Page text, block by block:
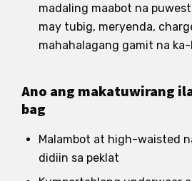
madaling maabot na
may tubig, meryenda,
mahahalagang gamit na
Ano ang makatuwirang
bag
Malambot at high-waisted
didiin sa peklat